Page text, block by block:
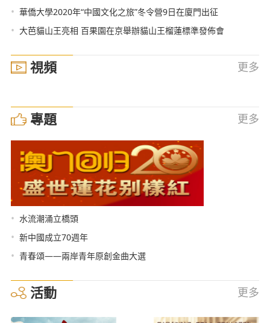
• 華僑大學2020年“中國文化之旅”冬令營9日在廈門出征
• 大芭貓山王亮相 百果園在京舉辦貓山王榴蓮標準發佈會
視頻 更多
專題 更多
• 水流潮涌立橋頭
• 新中國成立70週年
• 青春頌——兩岸青年原創金曲大選
活動 更多